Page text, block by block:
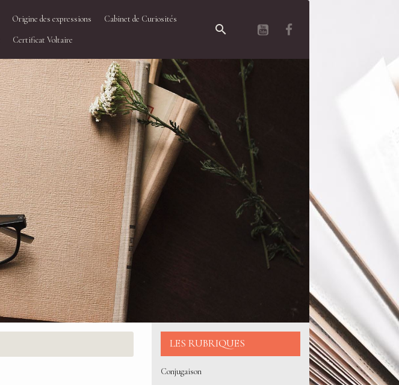
Origine des expressions Cabinet de Curiosités
Certificat Voltaire
LES RUBRIQUES
Conjugaison